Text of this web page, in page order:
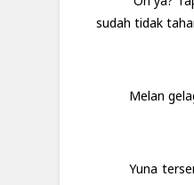
sudah tidak
Melan
Yuna